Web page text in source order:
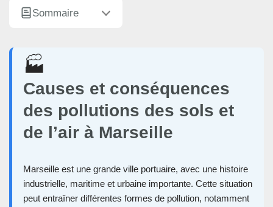
Sommaire
🏭
Causes et conséquences
des pollutions des sols et
de l’air à Marseille
Marseille est une grande ville portuaire, avec une histoire
industrielle, maritime et urbaine importante. Cette situation
peut entraîner différentes formes de pollution, notamment